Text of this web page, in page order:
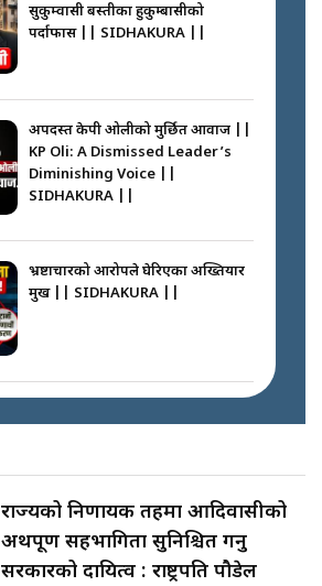
फेरि स्वर्गनर्कको यात्रामा ओली–प्रचण्ड ||
कस्तो छ नागढुङ्गा सुरुङमार्ग ? ||
SIDHAKURA ||
? || SIDHAKURA ||
लगाउन जानेलाई रोकौँः रवि लामिछाने ||
SIDHAKURA ||
|| PM BALEN ADDRESS ||
अदालतको गुनासो अब सिधै सर्वोच्चमा
|| Court Grievances Directly to
the Supreme Court ||
SIDHAKURA
सुकुम्वासी बस्तीका हुकुम्बासीको
पर्दाफास || SIDHAKURA ||
अपदस्त केपी ओलीको मुर्छित आवाज ||
KP Oli: A Dismissed Leader’s
Diminishing Voice ||
SIDHAKURA ||
भ्रष्टाचारको आरोपले घेरिएका अख्तियार
प्रमुख || SIDHAKURA ||
SIDHAKURA
पोप्पोको पासोः कमाउने लोभमा घरबार नै
उठिबास | The Dark Side of
राज्यको निर्णायक तहमा आदिवासीको
अर्थपूर्ण सहभागिता सुनिश्चित गर्नु
सरकारको दायित्व : राष्ट्रपति पौडेल